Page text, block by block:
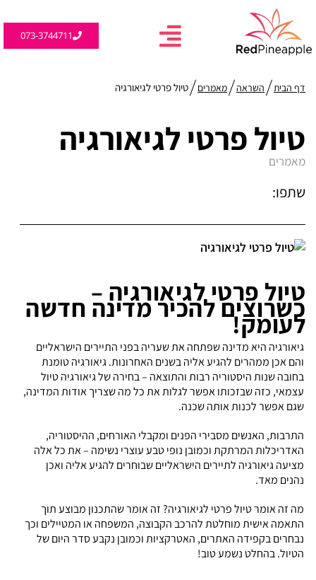
073-3744711
דף הבית השראה מאמרים טיול פרטי לגיאורגיה
טיול פרטי לגיאורגיה
מאמרים
שתפו:
טיול פרטי לגיאורגיה –
כשרוצים להכיר מדינה חדשה
לעומק!
גיאורגיה היא מדינה שפתחה את שעריה בפני התיירים הישראליים
והם אכן ממהרים להגיע אליה בשנים האחרונות. גיאורגיה טומנת
בחובה שנות היסטוריה רבות והתוצאה – בחירה של גיאורגיה טיול
עצמאי, כזה שבזכותו אפשר לגלות את כל מה שצריך אודות המדינה,
שגם אפשר לכנות אותה שכנה.
התרבות, האנשים מסבירי הפנים ומקבלי האורחים, ההיסטוריה,
האדריכלות המרתקת וכמובן נופי טבע עוצרי נשימה – את כל אלה
מציעה גיאורגיה לתיירים הישראליים שבוחרים להגיע אליה ואכן
נהנים מאד.
מה זה אומר טיול פרטי לגיאורגיה? זה אומר שהתכנון מבוצע תוך
התאמה אישית מוחלטת להרכב הקבוצה, המשפחה או המטיילים וכך
נבחרים בקפידה האתרים, האטרקציות וכמובן נקבע סדר היום של
הטיול. בהחלט נשמע טוב!